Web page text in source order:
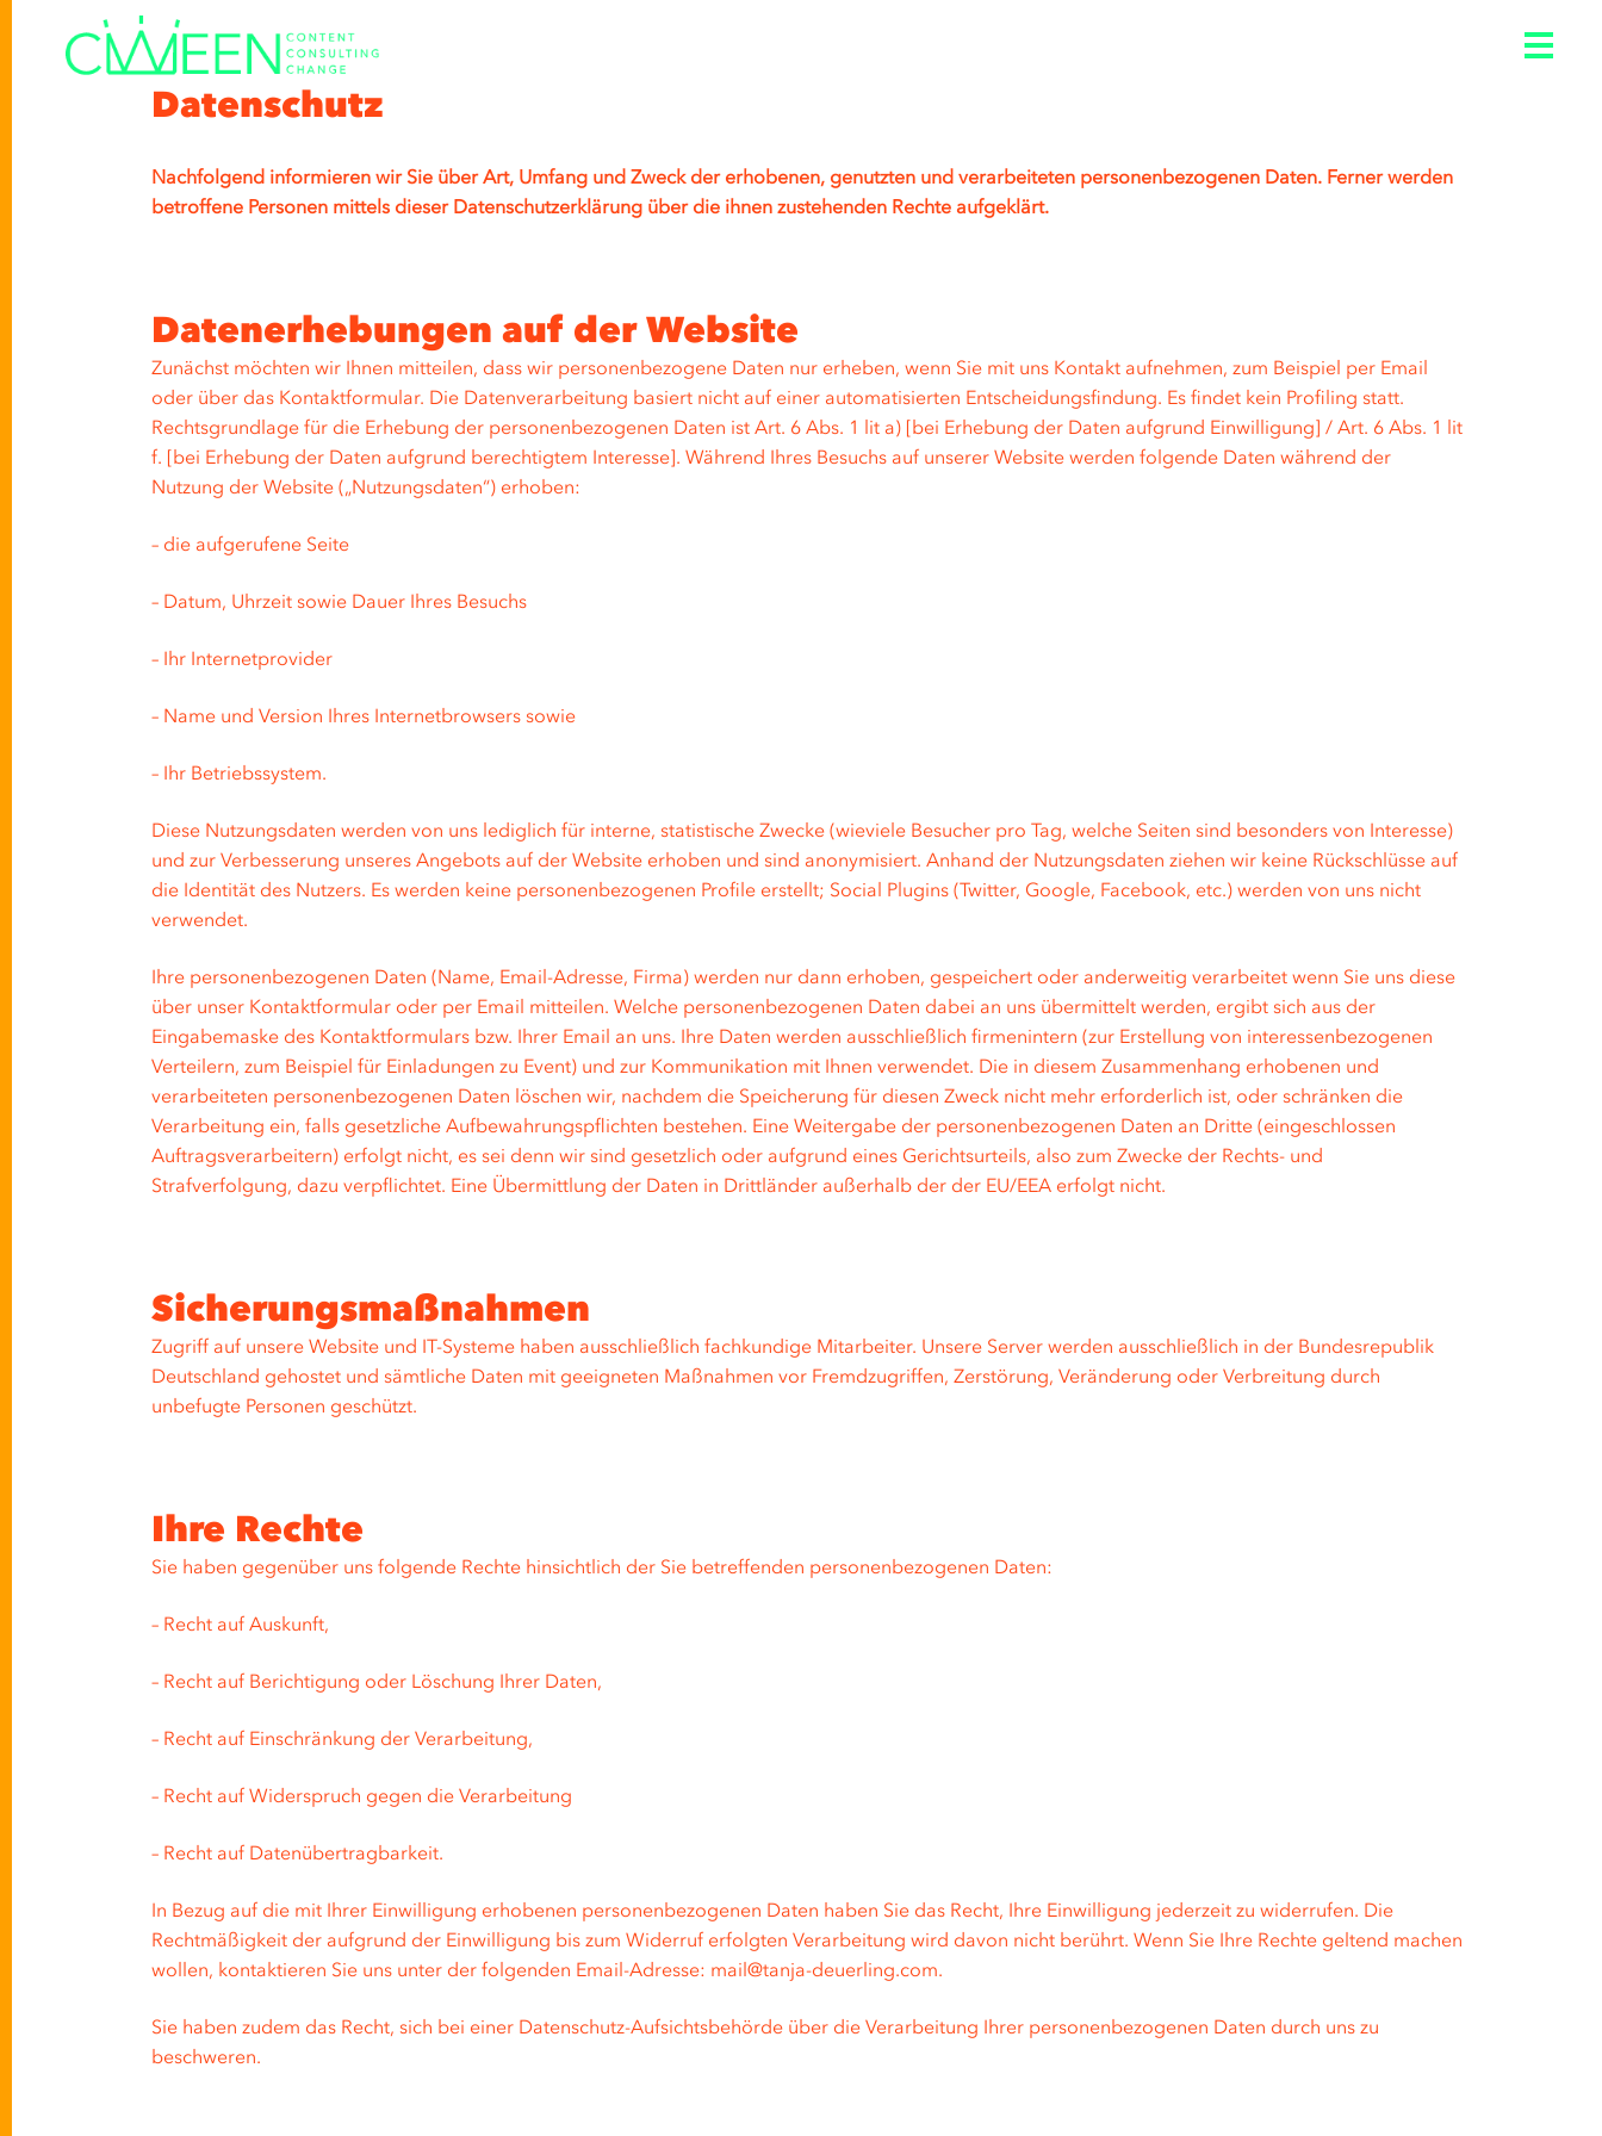
Datenschutz
Nachfolgend informieren wir Sie über Art, Umfang und Zweck der erhobenen, genutzten und verarbeiteten personenbezogenen Daten. Ferner werden
betroffene Personen mittels dieser Datenschutzerklärung über die ihnen zustehenden Rechte aufgeklärt.
Datenerhebungen auf der Website
Zunächst möchten wir Ihnen mitteilen, dass wir personenbezogene Daten nur erheben, wenn Sie mit uns Kontakt aufnehmen, zum Beispiel per Email
oder über das Kontaktformular. Die Datenverarbeitung basiert nicht auf einer automatisierten Entscheidungsfindung. Es findet kein Profiling statt.
Rechtsgrundlage für die Erhebung der personenbezogenen Daten ist Art. 6 Abs. 1 lit a) [bei Erhebung der Daten aufgrund Einwilligung] / Art. 6 Abs. 1 lit
f. [bei Erhebung der Daten aufgrund berechtigtem Interesse]. Während Ihres Besuchs auf unserer Website werden folgende Daten während der
Nutzung der Website („Nutzungsdaten“) erhoben:
– die aufgerufene Seite
– Datum, Uhrzeit sowie Dauer Ihres Besuchs
– Ihr Internetprovider
– Name und Version Ihres Internetbrowsers sowie
– Ihr Betriebssystem.
Diese Nutzungsdaten werden von uns lediglich für interne, statistische Zwecke (wieviele Besucher pro Tag, welche Seiten sind besonders von Interesse)
und zur Verbesserung unseres Angebots auf der Website erhoben und sind anonymisiert. Anhand der Nutzungsdaten ziehen wir keine Rückschlüsse auf
die Identität des Nutzers. Es werden keine personenbezogenen Profile erstellt; Social Plugins (Twitter, Google, Facebook, etc.) werden von uns nicht
verwendet.
Ihre personenbezogenen Daten (Name, Email-Adresse, Firma) werden nur dann erhoben, gespeichert oder anderweitig verarbeitet wenn Sie uns diese
über unser Kontaktformular oder per Email mitteilen. Welche personenbezogenen Daten dabei an uns übermittelt werden, ergibt sich aus der
Eingabemaske des Kontaktformulars bzw. Ihrer Email an uns. Ihre Daten werden ausschließlich firmenintern (zur Erstellung von interessenbezogenen
Verteilern, zum Beispiel für Einladungen zu Event) und zur Kommunikation mit Ihnen verwendet. Die in diesem Zusammenhang erhobenen und
verarbeiteten personenbezogenen Daten löschen wir, nachdem die Speicherung für diesen Zweck nicht mehr erforderlich ist, oder schränken die
Verarbeitung ein, falls gesetzliche Aufbewahrungspflichten bestehen. Eine Weitergabe der personenbezogenen Daten an Dritte (eingeschlossen
Auftragsverarbeitern) erfolgt nicht, es sei denn wir sind gesetzlich oder aufgrund eines Gerichtsurteils, also zum Zwecke der Rechts- und
Strafverfolgung, dazu verpflichtet. Eine Übermittlung der Daten in Drittländer außerhalb der der EU/EEA erfolgt nicht.
Sicherungsmaßnahmen
Zugriff auf unsere Website und IT-Systeme haben ausschließlich fachkundige Mitarbeiter. Unsere Server werden ausschließlich in der Bundesrepublik
Deutschland gehostet und sämtliche Daten mit geeigneten Maßnahmen vor Fremdzugriffen, Zerstörung, Veränderung oder Verbreitung durch
unbefugte Personen geschützt.
Ihre Rechte
Sie haben gegenüber uns folgende Rechte hinsichtlich der Sie betreffenden personenbezogenen Daten:
– Recht auf Auskunft,
– Recht auf Berichtigung oder Löschung Ihrer Daten,
– Recht auf Einschränkung der Verarbeitung,
– Recht auf Widerspruch gegen die Verarbeitung
– Recht auf Datenübertragbarkeit.
In Bezug auf die mit Ihrer Einwilligung erhobenen personenbezogenen Daten haben Sie das Recht, Ihre Einwilligung jederzeit zu widerrufen. Die
Rechtmäßigkeit der aufgrund der Einwilligung bis zum Widerruf erfolgten Verarbeitung wird davon nicht berührt. Wenn Sie Ihre Rechte geltend machen
wollen, kontaktieren Sie uns unter der folgenden Email-Adresse: mail@tanja-deuerling.com.
Sie haben zudem das Recht, sich bei einer Datenschutz-Aufsichtsbehörde über die Verarbeitung Ihrer personenbezogenen Daten durch uns zu
beschweren.